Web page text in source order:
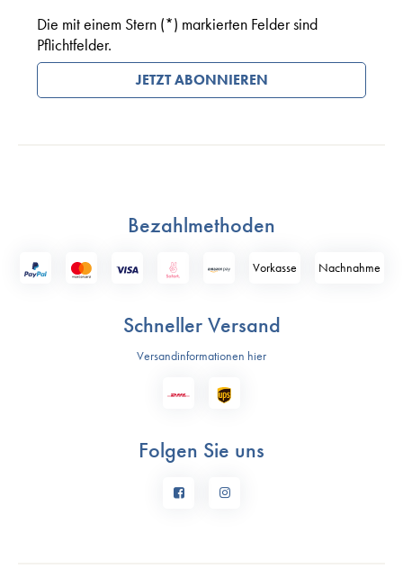
Die mit einem Stern (*) markierten Felder sind
Pflichtfelder.
JETZT ABONNIEREN
Bezahlmethoden
Vorkasse Nach­nahme
Schneller Versand
Versandinformationen hier
Folgen Sie uns